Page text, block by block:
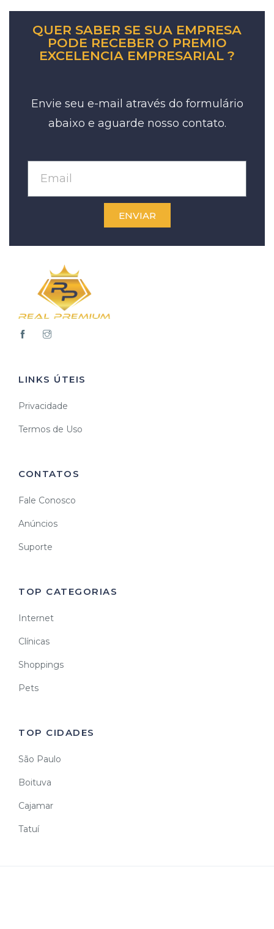
QUER SABER SE SUA EMPRESA
PODE RECEBER O PREMIO
EXCELENCIA EMPRESARIAL ?
Envie seu e-mail através do formulário
abaixo e aguarde nosso contato.
ENVIAR
LINKS ÚTEIS
Privacidade
Termos de Uso
CONTATOS
Fale Conosco
Anúncios
Suporte
TOP CATEGORIAS
Internet
Clínicas
Shoppings
Pets
TOP CIDADES
São Paulo
Boituva
Cajamar
Tatuí